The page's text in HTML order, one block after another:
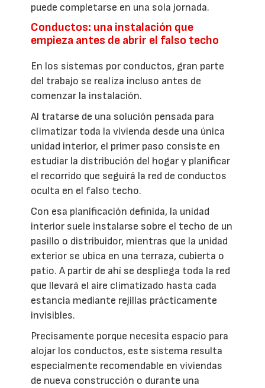
puede completarse en una sola jornada.
Conductos: una instalación que
empieza antes de abrir el falso techo
En los sistemas por conductos, gran parte
del trabajo se realiza incluso antes de
comenzar la instalación.
Al tratarse de una solución pensada para
climatizar toda la vivienda desde una única
unidad interior, el primer paso consiste en
estudiar la distribución del hogar y planificar
el recorrido que seguirá la red de conductos
oculta en el falso techo.
Con esa planificación definida, la unidad
interior suele instalarse sobre el techo de un
pasillo o distribuidor, mientras que la unidad
exterior se ubica en una terraza, cubierta o
patio. A partir de ahí se despliega toda la red
que llevará el aire climatizado hasta cada
estancia mediante rejillas prácticamente
invisibles.
Precisamente porque necesita espacio para
alojar los conductos, este sistema resulta
especialmente recomendable en viviendas
de nueva construcción o durante una